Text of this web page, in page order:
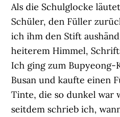
Als die Schulglocke
Schüler, den Füller
ich ihm den Stift
heiterem Himmel,
Ich ging zum
Busan und kaufte einen
Tinte, die so dunkel war
seitdem schrieb ich,